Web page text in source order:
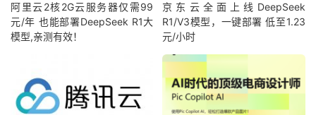
阿里云2核2G云服务器仅需99
元/年 也能部署DeepSeek R1大
模型,亲测有效！
京东云全面上线DeepSeek
R1/V3模型，一键部署 低至1.23
元/小时